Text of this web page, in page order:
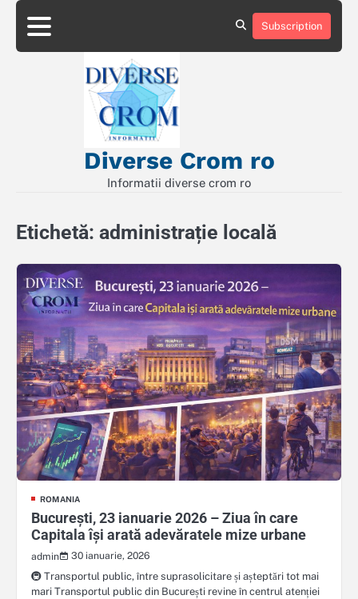
Skip
content
Contact
Politică
Subscription
Diverse Crom ro
Informatii diverse crom ro
Etichetă: administrație locală
ROMANIA
București, 23 ianuarie 2026 – Ziua în care
Capitala își arată adevăratele mize urbane
admin
30 ianuarie, 2026
🚇 Transportul public, între suprasolicitare și așteptări tot mai
mari Transportul public din București revine în centrul atenției